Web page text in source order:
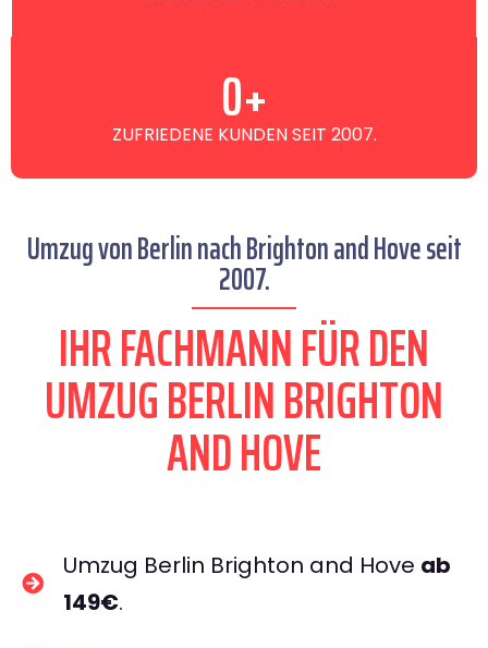
ZUFRIEDENE KUNDEN SEIT 2007.
0+
Umzug von Berlin nach Brighton and Hove seit
2007.
IHR FACHMANN FÜR DEN
UMZUG BERLIN BRIGHTON
AND HOVE
Umzug Berlin Brighton and Hove ab
149€.